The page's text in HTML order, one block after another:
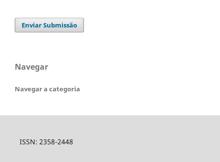
Enviar Submissão
Navegar
Navegar a categoria
ISSN: 2358-2448